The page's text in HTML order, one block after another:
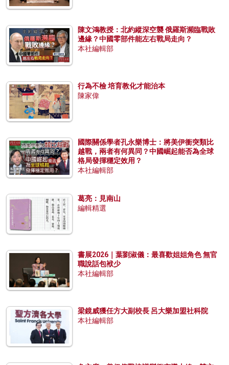
陳文鴻教授：北約縱深空襲 俄羅斯瀕臨戰敗
邊緣？中國零部件能左右戰局走向？
本社編輯部
行為不檢 培育教化才能治本
陳家偉
國際關係學者孔永樂博士：將美伊衝突類比
越戰，兩者有何異同？中國崛起能否為全球
格局發揮穩定效用？
本社編輯部
葛亮：見南山
編輯精選
書展2026｜葉劉淑儀：最喜歡姐姐角色 無官
職說話包袱少
本社編輯部
梁鏡威獲任方大副校長 呂大樂加盟社科院
本社編輯部